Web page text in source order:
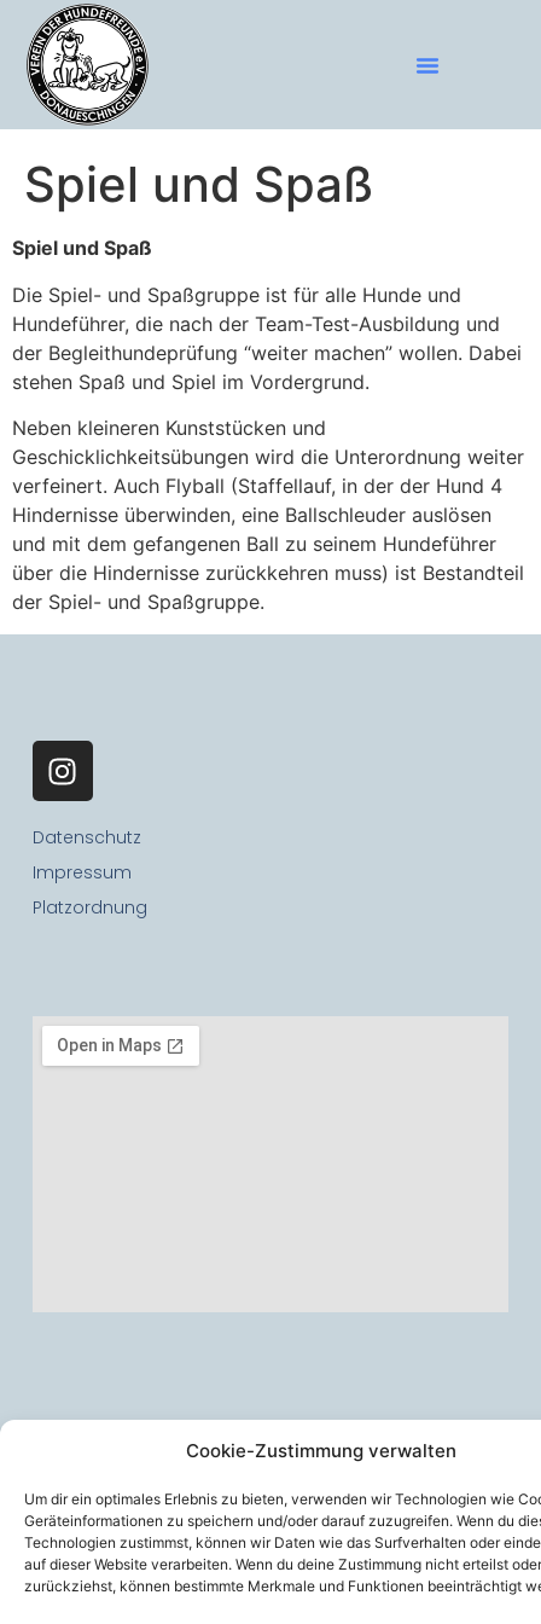
Cookie-Zustimmung verwalten
Um dir ein optimales Erlebnis zu bieten, verwenden wir Technologien wie
Geräteinformationen zu speichern und/oder darauf zuzugreifen. Wenn du
Technologien zustimmst, können wir Daten wie das Surfverhalten oder
auf dieser Website verarbeiten. Wenn du deine Zustimmung nicht erteilst oder
zurückziehst, können bestimmte Merkmale und Funktionen beeinträchtigt
Spiel und Spaß
Spiel und Spaß
Die Spiel- und Spaßgruppe ist für alle Hunde und
Hundeführer, die nach der Team-Test-Ausbildung und
der Begleithundeprüfung “weiter machen” wollen. Dabei
stehen Spaß und Spiel im Vordergrund.
Neben kleineren Kunststücken und
Geschicklichkeitsübungen wird die Unterordnung weiter
verfeinert. Auch Flyball (Staffellauf, in der der Hund 4
Hindernisse überwinden, eine Ballschleuder auslösen
und mit dem gefangenen Ball zu seinem Hundeführer
über die Hindernisse zurückkehren muss) ist Bestandteil
der Spiel- und Spaßgruppe.
Datenschutz
Impressum
Platzordnung
© 2026 VdH Donaueschingen